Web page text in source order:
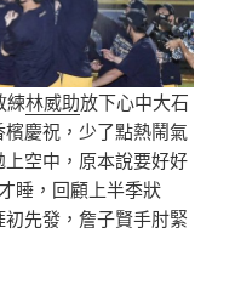
練林威助放下心中大石
慶祝，少了點熱鬧氣
空中，原本說要好好
睡，回顧上半季狀
先發，詹子賢手肘緊